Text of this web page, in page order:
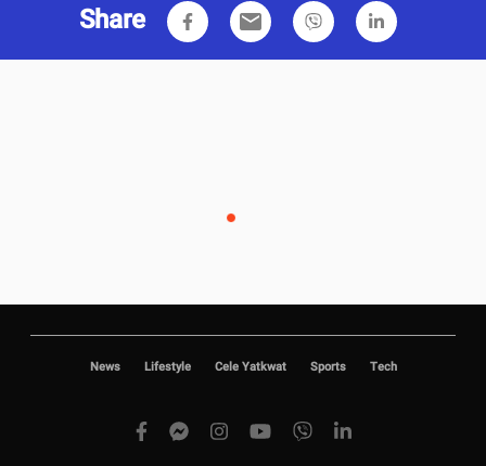
Share email
News Lifestyle Cele Yatkwat Sports Tech